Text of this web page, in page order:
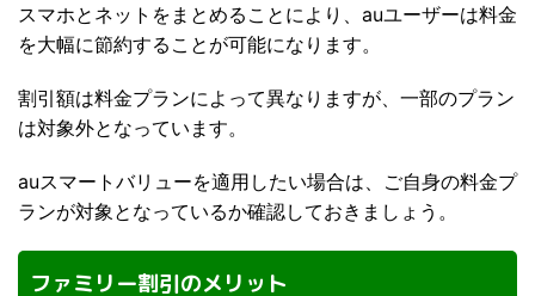
スマホとネットをまとめることにより、auユーザーは料金
を大幅に節約することが可能になります。
割引額は料金プランによって異なりますが、一部のプラン
は対象外となっています。
auスマートバリューを適用したい場合は、ご自身の料金プ
ランが対象となっているか確認しておきましょう。
ファミリー割引のメリット